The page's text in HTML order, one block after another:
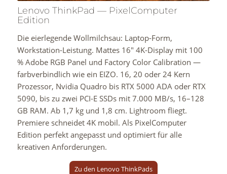
Lenovo ThinkPad — PixelComputer
Edition
Die eierlegende Wollmilchsau: Laptop-Form,
Workstation-Leistung. Mattes 16″ 4K-Display mit 100
% Adobe RGB Panel und Factory Color Calibration —
farbverbindlich wie ein EIZO. 16, 20 oder 24 Kern
Prozessor, Nvidia Quadro bis RTX 5000 ADA oder RTX
5090, bis zu zwei PCI-E SSDs mit 7.000 MB/s, 16–128
GB RAM. Ab 1,7 kg und 1,8 cm. Lightroom fliegt.
Premiere schneidet 4K mobil. Als PixelComputer
Edition perfekt angepasst und optimiert für alle
kreativen Anforderungen.
Zu den Lenovo ThinkPads